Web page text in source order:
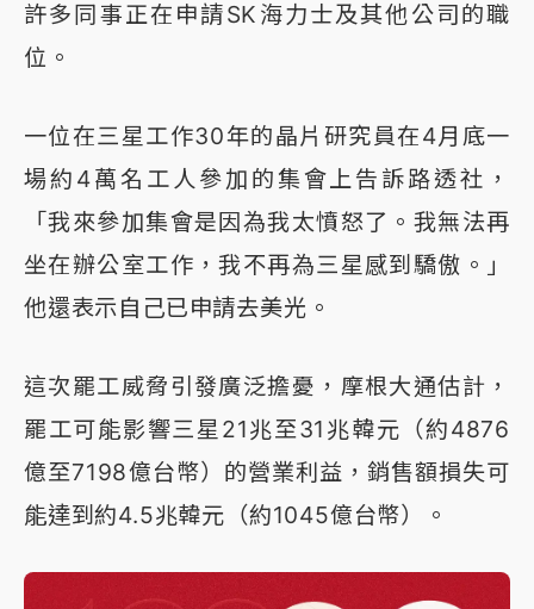
許多同事正在申請SK海力士及其他公司的職
位。
一位在三星工作30年的晶片研究員在4月底一
場約4萬名工人參加的集會上告訴路透社，
「我來參加集會是因為我太憤怒了。我無法再
坐在辦公室工作，我不再為三星感到驕傲。」
他還表示自己已申請去美光。
這次罷工威脅引發廣泛擔憂，摩根大通估計，
罷工可能影響三星21兆至31兆韓元（約4876
億至7198億台幣）的營業利益，銷售額損失可
能達到約4.5兆韓元（約1045億台幣）。